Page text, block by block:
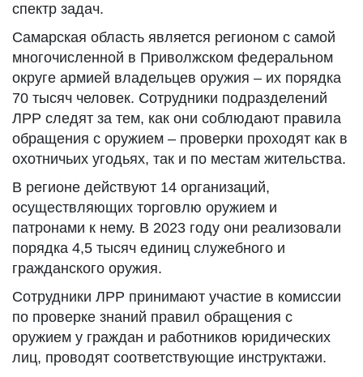
спектр задач.
Самарская область является регионом с самой
многочисленной в Приволжском федеральном
округе армией владельцев оружия – их порядка
70 тысяч человек. Сотрудники подразделений
ЛРР следят за тем, как они соблюдают правила
обращения с оружием – проверки проходят как в
охотничьих угодьях, так и по местам жительства.
В регионе действуют 14 организаций,
осуществляющих торговлю оружием и
патронами к нему. В 2023 году они реализовали
порядка 4,5 тысяч единиц служебного и
гражданского оружия.
Сотрудники ЛРР принимают участие в комиссии
по проверке знаний правил обращения с
оружием у граждан и работников юридических
лиц, проводят соответствующие инструктажи.